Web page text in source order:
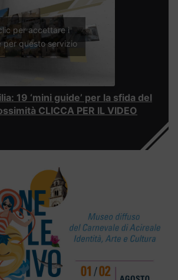
per accettare i
per questo servizio
19 ‘mini guide’ per la sfida del
CLICCA PER IL VIDEO